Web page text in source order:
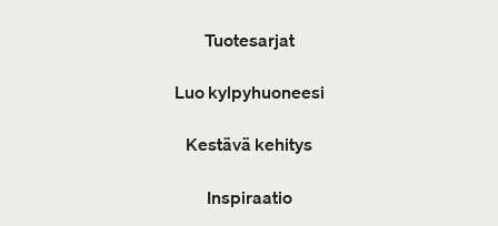
Tuotesarjat
Luo kylpyhuoneesi
Kestävä kehitys
Inspiraatio